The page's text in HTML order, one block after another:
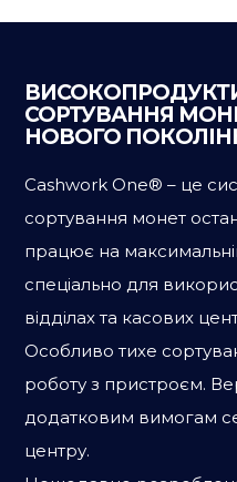
СОРТУВАННЯ
НОВОГО
Cashwork One® – це
сортування монет
працює на
спеціально для
відділах та касових
Особливо тихе
роботу з пристроєм.
додатковим вимогам
центру.